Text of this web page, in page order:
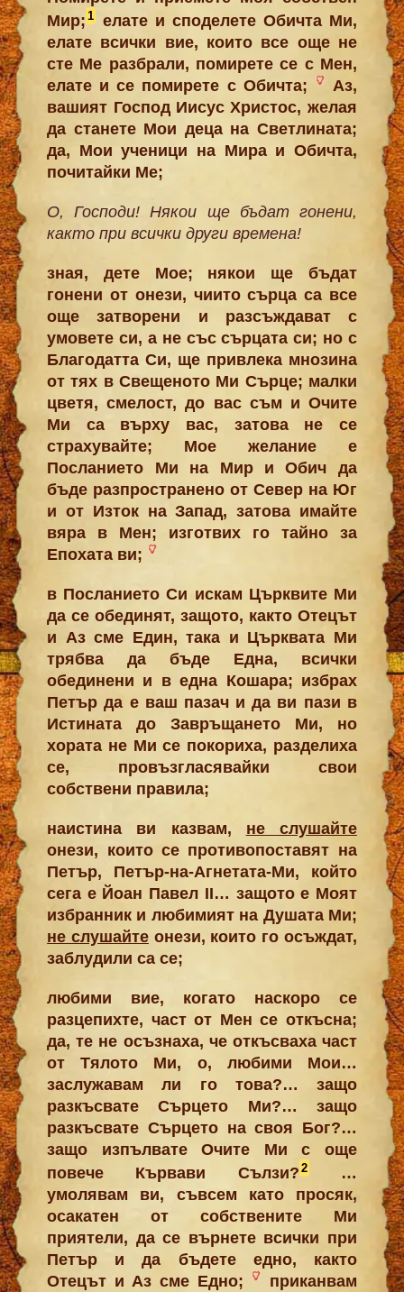
Мир;1
елате и споделете Обичта Ми,
елате всички вие, които все още не
сте Ме разбрали, помирете се с Мен,
елате и се помирете с Обичта;
Аз,
вашият Господ Иисус Христос, желая
да станете Мои деца на Светлината;
да, Мои ученици на Мира и Обичта,
почитайки Ме;
О, Господи! Някои ще бъдат гонени,
както при всички други времена!
зная, дете Мое; някои ще бъдат
гонени от онези, чиито сърца са все
още затворени и разсъждават с
умовете си, а не със сърцата си; но с
Благодатта Си, ще привлека мнозина
от тях в Свещеното Ми Сърце; малки
цветя, смелост, до вас съм и Очите
Ми са върху вас, затова не се
страхувайте; Мое желание е
Посланието Ми на Мир и Обич да
бъде разпространено от Север на Юг
и от Изток на Запад, затова имайте
вяра в Мен; изготвих го тайно за
Епохата ви;
в Посланието Си искам Църквите Ми
да се обединят, защото, както Отецът
и Аз сме Един, така и Църквата Ми
трябва да бъде Една, всички
обединени и в една Кошара; избрах
Петър да е ваш пазач и да ви пази в
Истината до Завръщането Ми, но
хората не Ми се покориха, разделиха
се, провъзгласявайки свои
собствени правила;
наистина ви казвам, не слушайте
онези, които се противопоставят на
Петър, Петър-на-Агнетата-Ми, който
сега е Йоан Павел II… защото е Моят
избранник и любимият на Душата Ми;
не слушайтеонези, които го осъждат,
заблудили са се;
любими вие, когато наскоро се
разцепихте, част от Мен се откъсна;
да, те не осъзнаха, че откъсваха част
от Тялото Ми, о, любими Мои…
заслужавам ли го това?… защо
разкъсвате Сърцето Ми?… защо
разкъсвате Сърцето на своя Бог?…
защо изпълвате Очите Ми с още
повече Кървави Сълзи? 2…
умолявам ви, съвсем като просяк,
осакатен от собствените Ми
приятели, да се върнете всички при
Петър и да бъдете едно, както
Отецът и Аз сме Едно;
приканвам